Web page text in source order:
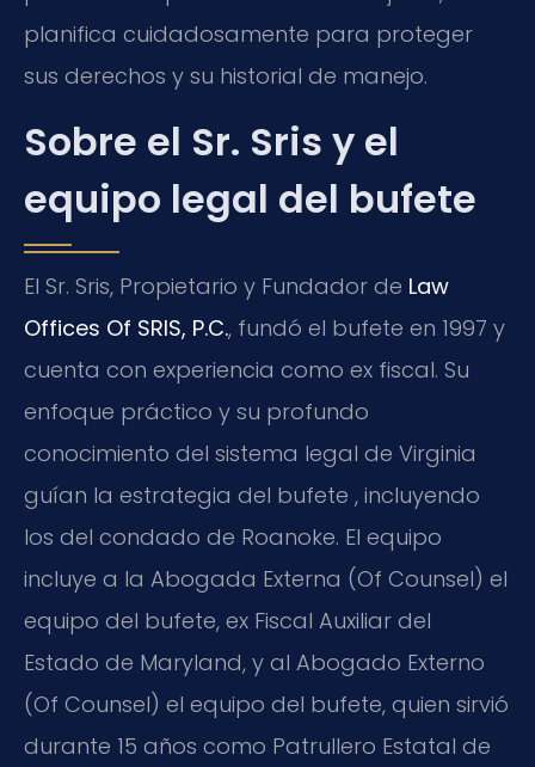
planifica cuidadosamente para proteger
sus derechos y su historial de manejo.
Sobre el Sr. Sris y el
equipo legal del bufete
El Sr. Sris, Propietario y Fundador de Law
Offices Of SRIS, P.C., fundó el bufete en 1997 y
cuenta con experiencia como ex fiscal. Su
enfoque práctico y su profundo
conocimiento del sistema legal de Virginia
guían la estrategia del bufete , incluyendo
los del condado de Roanoke. El equipo
incluye a la Abogada Externa (Of Counsel) el
equipo del bufete, ex Fiscal Auxiliar del
Estado de Maryland, y al Abogado Externo
(Of Counsel) el equipo del bufete, quien sirvió
durante 15 años como Patrullero Estatal de